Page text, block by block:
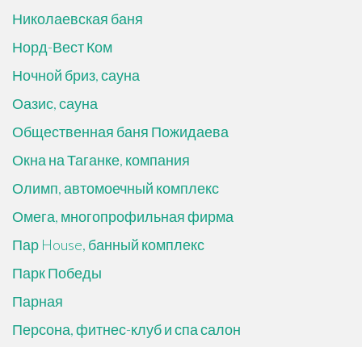
Николаевская баня
Норд-Вест Ком
Ночной бриз, сауна
Оазис, сауна
Общественная баня Пожидаева
Окна на Таганке, компания
Олимп, автомоечный комплекс
Омега, многопрофильная фирма
Пар House, банный комплекс
Парк Победы
Парная
Персона, фитнес-клуб и спа салон